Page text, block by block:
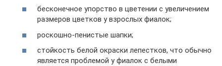
бесконечное упорство в цветении с увеличением
размеров цветков у взрослых фиалок;
роскошно-пенистые шапки;
стойкость белой окраски лепестков, что обычно
является проблемой у фиалок с белыми